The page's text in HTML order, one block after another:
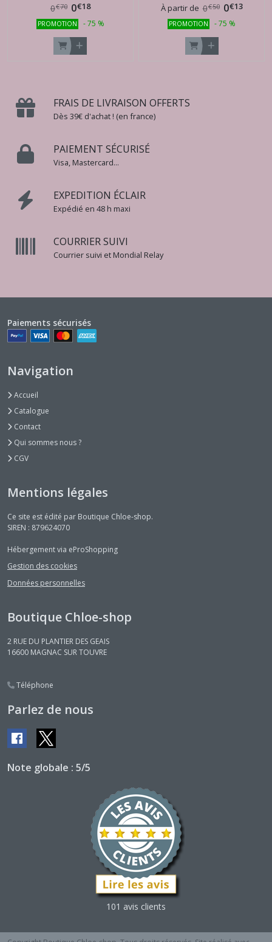
0€70 0€18
PROMOTION -75 %
À partir de 0€50 0€13
PROMOTION -75 %
FRAIS DE LIVRAISON OFFERTS
Dès 39€ d'achat ! (en france)
PAIEMENT SÉCURISÉ
Visa, Mastercard...
EXPEDITION ÉCLAIR
Expédié en 48 h maxi
COURRIER SUIVI
Courrier suivi et Mondial Relay
Paiements sécurisés
Navigation
Accueil
Catalogue
Contact
Qui sommes nous ?
CGV
Mentions légales
Ce site est édité par Boutique Chloe-shop.
SIREN : 879624070
Hébergement via eProShopping
Gestion des cookies
Données personnelles
Boutique Chloe-shop
2 RUE DU PLANTIER DES GEAIS
16600 MAGNAC SUR TOUVRE
Téléphone
Parlez de nous
Note globale : 5/5
101 avis clients